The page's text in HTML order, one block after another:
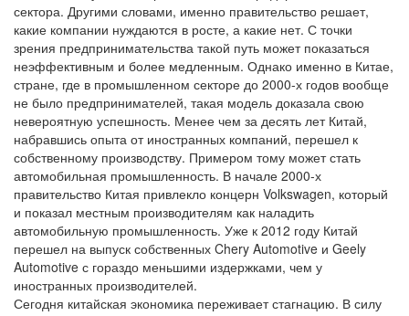
сектора. Другими словами, именно правительство решает,
какие компании нуждаются в росте, а какие нет. С точки
зрения предпринимательства такой путь может показаться
неэффективным и более медленным. Однако именно в Китае,
стране, где в промышленном секторе до 2000-х годов вообще
не было предпринимателей, такая модель доказала свою
невероятную успешность. Менее чем за десять лет Китай,
набравшись опыта от иностранных компаний, перешел к
собственному производству. Примером тому может стать
автомобильная промышленность. В начале 2000-х
правительство Китая привлекло концерн Volkswagen, который
и показал местным производителям как наладить
автомобильную промышленность. Уже к 2012 году Китай
перешел на выпуск собственных Chery Automotive и Geely
Automotive с гораздо меньшими издержками, чем у
иностранных производителей.
Сегодня китайская экономика переживает стагнацию. В силу